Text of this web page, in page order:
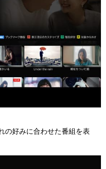
の好みに合わせた番組を表